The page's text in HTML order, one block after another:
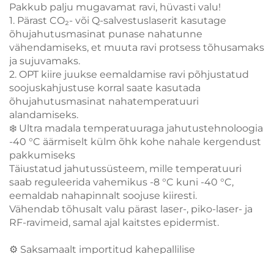
Pakkub palju mugavamat ravi, hüvasti valu!
1. Pärast CO₂- või Q-salvestuslaserit kasutage
õhujahutusmasinat punase nahatunne
vähendamiseks, et muuta ravi protsess tõhusamaks
ja sujuvamaks.
2. OPT kiire juukse eemaldamise ravi põhjustatud
soojuskahjustuse korral saate kasutada
õhujahutusmasinat nahatemperatuuri
alandamiseks.
❄️ Ultra madala temperatuuraga jahutustehnoloogia
-40 °C äärmiselt külm õhk kohe nahale kergendust
pakkumiseks
Täiustatud jahutussüsteem, mille temperatuuri
saab reguleerida vahemikus -8 °C kuni -40 °C,
eemaldab nahapinnalt soojuse kiiresti.
Vähendab tõhusalt valu pärast laser-, piko-laser- ja
RF-ravimeid, samal ajal kaitstes epidermist.
⚙️ Saksamaalt importitud kahepallilise